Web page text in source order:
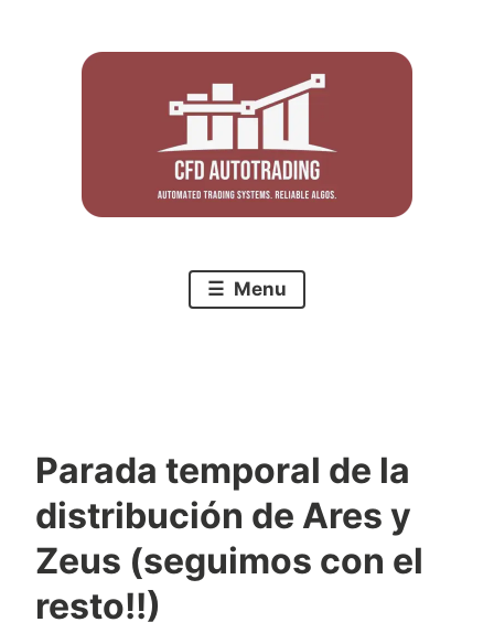
Menu
Parada temporal de la
distribución de Ares y
Zeus (seguimos con el
resto!!)
F
D
A
u
t